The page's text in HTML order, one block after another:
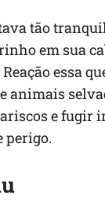
tão
em sua
essa
animais
e fugir
perigo.